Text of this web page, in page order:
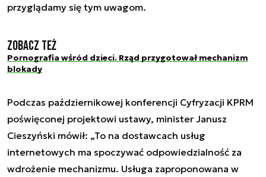
przyglądamy się tym uwagom.
Zobacz też
Pornografia wśród dzieci. Rząd przygotował mechanizm
blokady
Podczas październikowej konferencji Cyfryzacji KPRM
poświęconej projektowi ustawy, minister Janusz
Cieszyński mówił: „To na dostawcach usług
internetowych ma spoczywać odpowiedzialność za
wdrożenie mechanizmu. Usługa zaproponowana w